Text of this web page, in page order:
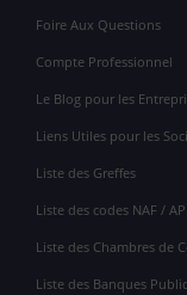
Foire Aux Questions
Compte Professionnel
Le Blog pour les
Liens Utiles pour les
Liste des Greffes
Liste des codes NAF /
Liste des Chambres de
Liste des Banques